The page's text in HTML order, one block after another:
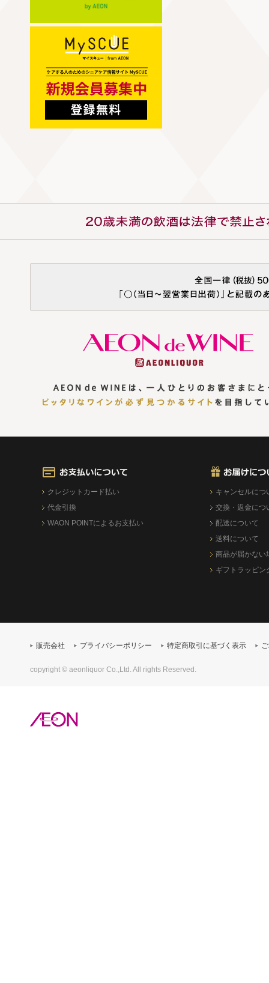
クレジットカード払い
代金引換
WAON POINTによるお支払い
キャンセルにつ
交換・返金につ
配送について
送料について
商品が届かない
ギフトラッピン
販売会社 プライバシーポリシー 特定商取引に基づく表示
copyright © aeonliquor Co.,Ltd. All rights Reserved.